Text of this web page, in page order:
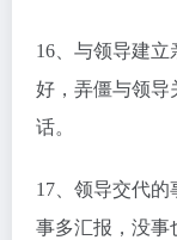
16、与领导建
好，弄僵与领导
话。
17、领导交代
事多汇报，没事